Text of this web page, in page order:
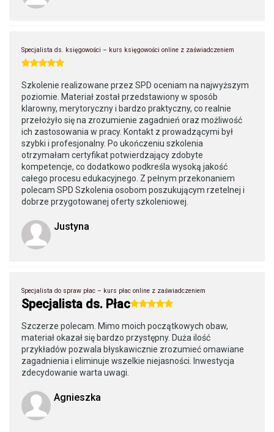
Specjalista ds. księgowości – kurs księgowości online z zaświadczeniem
Szkolenie realizowane przez SPD oceniam na najwyższym
poziomie. Materiał został przedstawiony w sposób
klarowny, merytoryczny i bardzo praktyczny, co realnie
przełożyło się na zrozumienie zagadnień oraz możliwość
ich zastosowania w pracy. Kontakt z prowadzącymi był
szybki i profesjonalny. Po ukończeniu szkolenia
otrzymałam certyfikat potwierdzający zdobyte
kompetencje, co dodatkowo podkreśla wysoką jakość
całego procesu edukacyjnego. Z pełnym przekonaniem
polecam SPD Szkolenia osobom poszukującym rzetelnej i
dobrze przygotowanej oferty szkoleniowej.
Justyna
Specjalista do spraw płac – kurs płac online z zaświadczeniem
Specjalista ds. Płac
Szczerze polecam. Mimo moich początkowych obaw,
materiał okazał się bardzo przystępny. Duża ilość
przykładów pozwala błyskawicznie zrozumieć omawiane
zagadnienia i eliminuje wszelkie niejasności. Inwestycja
zdecydowanie warta uwagi.
Agnieszka